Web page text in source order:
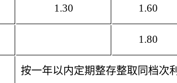
1.30 1.60
1.80
按一年以内定期整存整取同档次利